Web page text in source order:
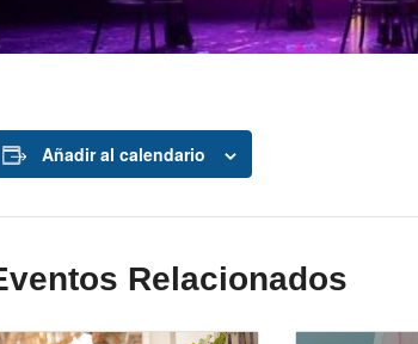
Añadir al calendario
Relacionados